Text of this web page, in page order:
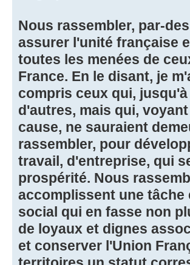
Nous rassembler, par-
assurer l'unité française
toutes les menées de
France. En le disant, je
compris ceux qui,
d'autres, mais qui,
cause, ne sauraient
rassembler, pour
travail, d'entreprise, qui
prospérité. Nous
accomplissent une tâche
social qui en fasse non
de loyaux et dignes
et conserver l'Union